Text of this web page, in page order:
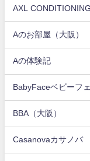
AXL
Aのお部屋（大阪）
Aの体験記
BabyFaceベビーフ
BBA（大阪）
Casanovaカサノバ